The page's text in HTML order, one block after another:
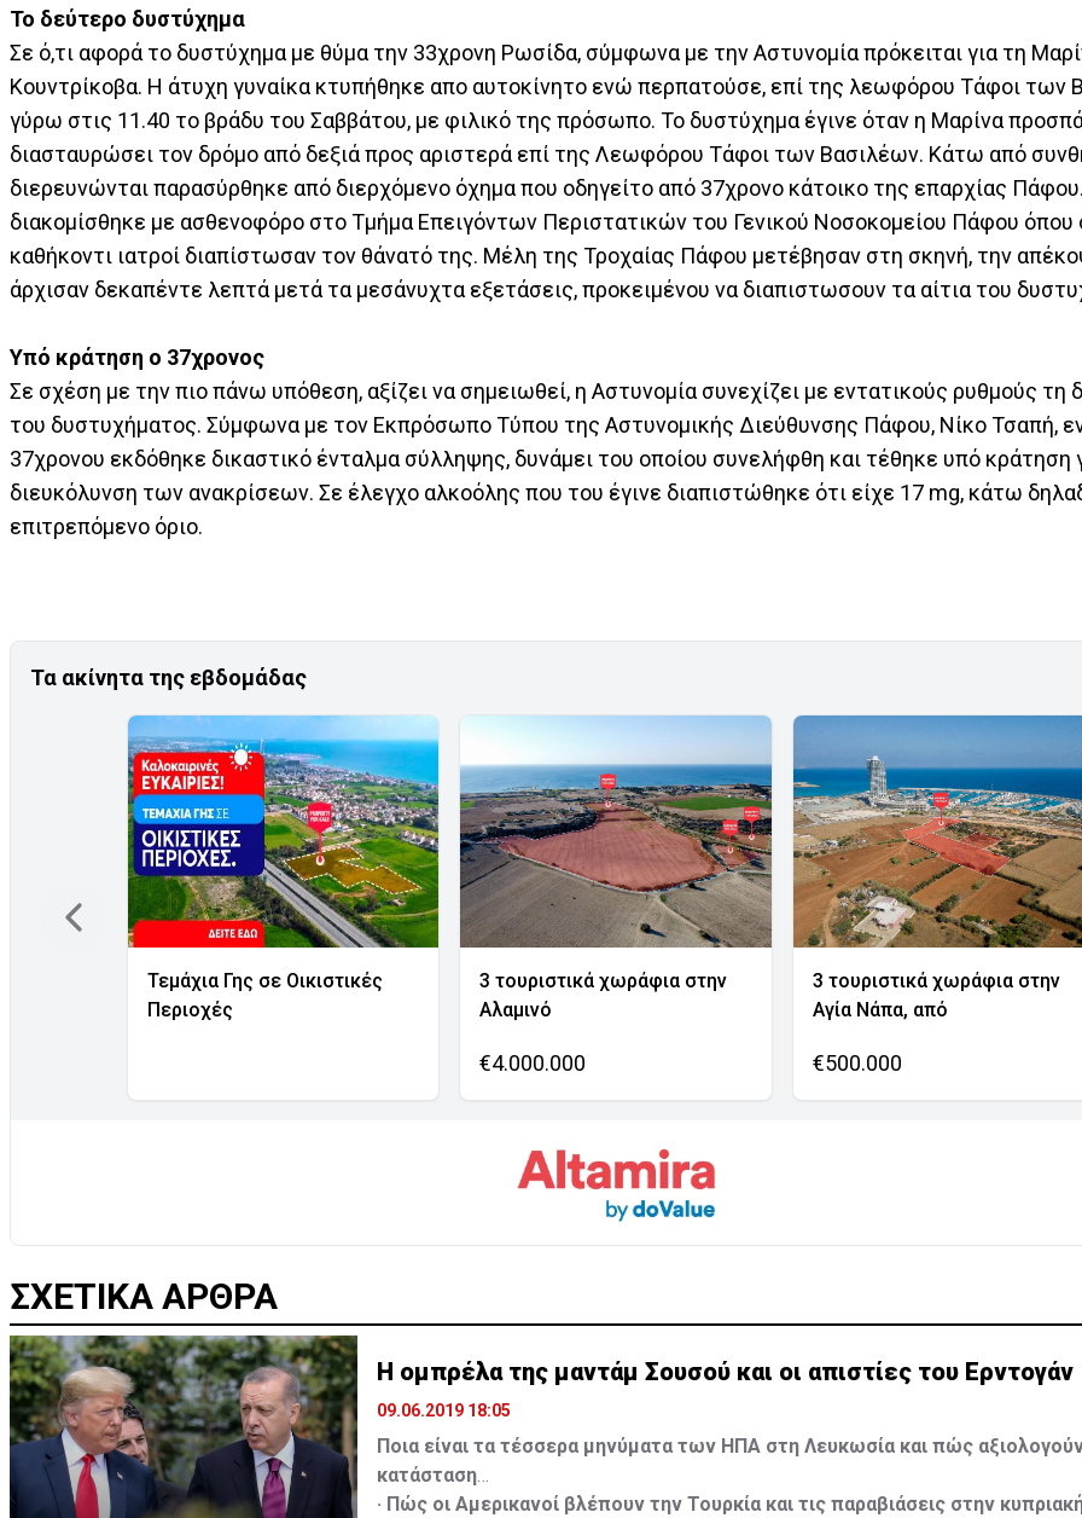
Το δεύτερο δυστύχημα
Σε ό,τι αφορά το δυστύχημα με θύμα την 33χρονη Ρωσίδα, σύμφωνα με την Αστυνομία πρόκειται για τη
Κουντρίκοβα. Η άτυχη γυναίκα κτυπήθηκε απο αυτοκίνητο ενώ περπατούσε, επί της λεωφόρου Τάφοι των
γύρω στις 11.40 το βράδυ του Σαββάτου, με φιλικό της πρόσωπο. Το δυστύχημα έγινε όταν η Μαρίνα
διασταυρώσει τον δρόμο από δεξιά προς αριστερά επί της Λεωφόρου Τάφοι των Βασιλέων. Κάτω από
διερευνώνται παρασύρθηκε από διερχόμενο όχημα που οδηγείτο από 37χρονο κάτοικο της επαρχίας
διακομίσθηκε με ασθενοφόρο στο Τμήμα Επειγόντων Περιστατικών του Γενικού Νοσοκομείου Πάφου όπου
καθήκοντι ιατροί διαπίστωσαν τον θάνατό της. Μέλη της Τροχαίας Πάφου μετέβησαν στη σκηνή, την
άρχισαν δεκαπέντε λεπτά μετά τα μεσάνυχτα εξετάσεις, προκειμένου να διαπιστωσουν τα αίτια του
Υπό κράτηση ο 37χρονος
Σε σχέση με την πιο πάνω υπόθεση, αξίζει να σημειωθεί, η Αστυνομία συνεχίζει με εντατικούς ρυθμούς τη
του δυστυχήματος. Σύμφωνα με τον Εκπρόσωπο Τύπου της Αστυνομικής Διεύθυνσης Πάφου, Νίκο Τσαπή,
37χρονου εκδόθηκε δικαστικό ένταλμα σύλληψης, δυνάμει του οποίου συνελήφθη και τέθηκε υπό κράτηση
διευκόλυνση των ανακρίσεων. Σε έλεγχο αλκοόλης που του έγινε διαπιστώθηκε ότι είχε 17 mg, κάτω
επιτρεπόμενο όριο.
Τα ακίνητα της εβδομάδας
Τεμάχια Γης σε Οικιστικές
Περιοχές
3 τουριστικά χωράφια στην
Αλαμινό
€4.000.000
3 τουριστικά χωράφια στην
Αγία Νάπα, από
€500.000
ΣΧΕΤΙΚΑ ΑΡΘΡΑ
Η ομπρέλα της μαντάμ Σουσού και οι απιστίες του Ερντογάν
09.06.2019 18:05
Ποια είναι τα τέσσερα μηνύματα των ΗΠΑ στη Λευκωσία και πώς
κατάσταση
· Πώς οι Αμερικανοί βλέπουν την Τουρκία και τις παραβιάσεις στην